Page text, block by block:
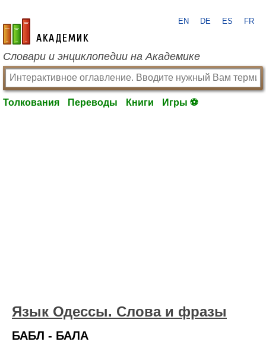
academic.ru
EN DE ES FR
Словари и энциклопедии на Академике
Толкования Переводы Книги Игры ⚽
Язык Одессы. Слова и фразы
БАБЛ - БАЛА